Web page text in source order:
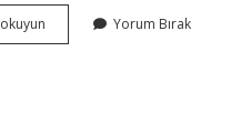
Pilates
Yorum Bırak